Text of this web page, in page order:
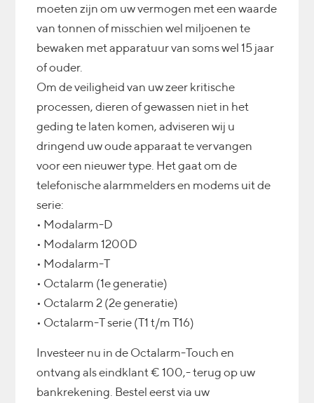
moeten zijn om uw vermogen met een waarde
van tonnen of misschien wel miljoenen te
bewaken met apparatuur van soms wel 15 jaar
of ouder.
Om de veiligheid van uw zeer kritische
processen, dieren of gewassen niet in het
geding te laten komen, adviseren wij u
dringend uw oude apparaat te vervangen
voor een nieuwer type. Het gaat om de
telefonische alarmmelders en modems uit de
serie:
• Modalarm-D
• Modalarm 1200D
• Modalarm-T
• Octalarm (1e generatie)
• Octalarm 2 (2e generatie)
• Octalarm-T serie (T1 t/m T16)
Investeer nu in de Octalarm-Touch en
ontvang als eindklant € 100,- terug op uw
bankrekening. Bestel eerst via uw